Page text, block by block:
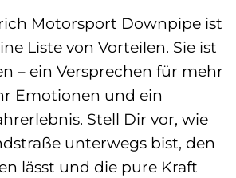
Motorsport Downpipe ist
Liste von Vorteilen. Sie ist
– ein Versprechen für mehr
Emotionen und ein
Stell Dir vor, wie
unterwegs bist, den
lässt und die pure Kraft